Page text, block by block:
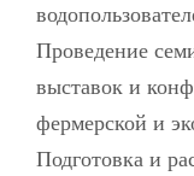
Проведение
выставок и
фермерской и
Подготовка и